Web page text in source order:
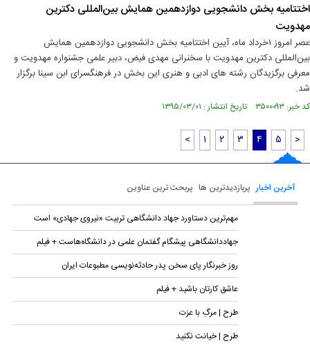
اختتامیه بخش دانشجویی دوازدهمین همایش بین‌المللی دکترین
مهدویت
عصر امروز ۱خرداد ماه، آیین اختتامیه بخش دانشجویی دوازدهمین همایش
بین‌المللی دکترین مهدویت با سخنرانی مهدی فیض، دبیر علمی جشنواره مهدویت و
معرفی برگزیدگان رشته های ادبی و هنری این بخش در فرهنگسرای ابن سینا برگزار
شد.
کد خبر: ۳۵۰۰۰۹۳ تاریخ انتشار : ۱۳۹۵/۰۳/۰۱
< ۱ ۲ ۳ ۴ ۵ >
آخرین اخبار پربازدیدترین ها پربحث ترین عناوین
مهم‌ترین دستاورد جهاد دانشگاهی تربیت «نیروی جهادی» است
جهاددانشگاهی پیشگام گفتمان علمی در دانشگاه‌هاست + فیلم
روز خبرنگار پای سخن پدر حادثه‌نویسی مطبوعات ایران
عاشق کارتان باشید + فیلم
طرح | مرگِ با عزت
طرح | خیانت نکنید